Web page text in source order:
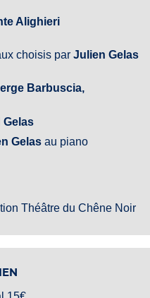
Alighieri
choisis par Julien Gelas
Barbuscia,
Gelas
Gelasau piano
Théâtre du Chêne Noir